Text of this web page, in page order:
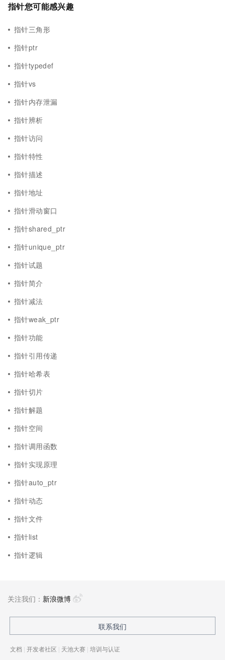
指针您可能感兴趣
指针三角形
指针ptr
指针typedef
指针vs
指针内存泄漏
指针辨析
指针访问
指针特性
指针描述
指针地址
指针滑动窗口
指针shared_ptr
指针unique_ptr
指针试题
指针简介
指针减法
指针weak_ptr
指针功能
指针引用传递
指针哈希表
指针切片
指针解题
指针空间
指针调用函数
指针实现原理
指针auto_ptr
指针动态
指针文件
指针list
指针逻辑
关注我们： 新浪微博
联系我们
文档 | 开发者社区 | 天池大赛 | 培训与认证